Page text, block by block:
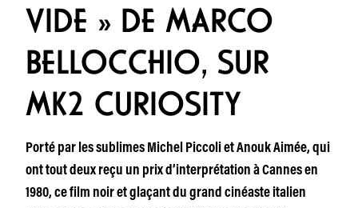
VIDE » DE MARCO
BELLOCCHIO, SUR
MK2 CURIOSITY
Porté par les sublimes Michel Piccoli et Anouk Aimée, qui
ont tout deux reçu un prix d’interprétation à Cannes en
1980, ce film noir et glaçant du grand cinéaste italien